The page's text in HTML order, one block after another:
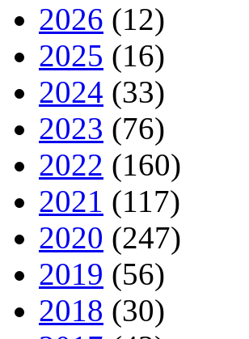
2026 (12)
2025 (16)
2024 (33)
2023 (76)
2022 (160)
2021 (117)
2020 (247)
2019 (56)
2018 (30)